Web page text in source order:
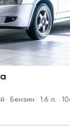
Бензин · 1.6 л. ·